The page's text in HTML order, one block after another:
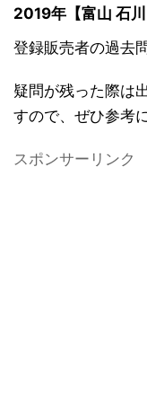
2019年【富山 石川
登録販売者の過去
疑問が残った際は
すので、ぜひ参考
スポンサーリンク